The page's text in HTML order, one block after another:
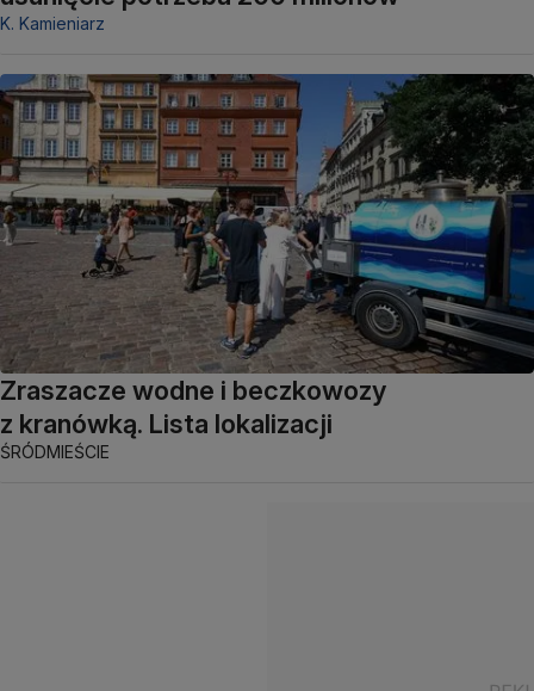
K. Kamieniarz
Zraszacze wodne i beczkowozy
z kranówką. Lista lokalizacji
ŚRÓDMIEŚCIE